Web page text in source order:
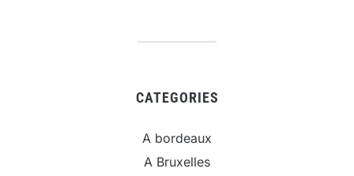
CATEGORIES
A bordeaux
A Bruxelles